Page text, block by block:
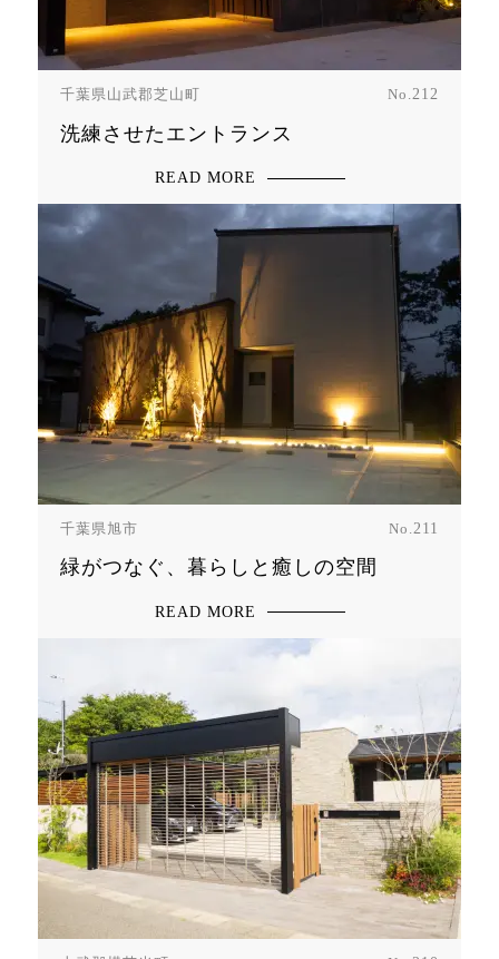
千葉県山武郡芝山町 No.212
洗練させたエントランス
READ MORE
千葉県旭市 No. 211
緑がつなぐ、暮らしと癒しの空間
READ MORE